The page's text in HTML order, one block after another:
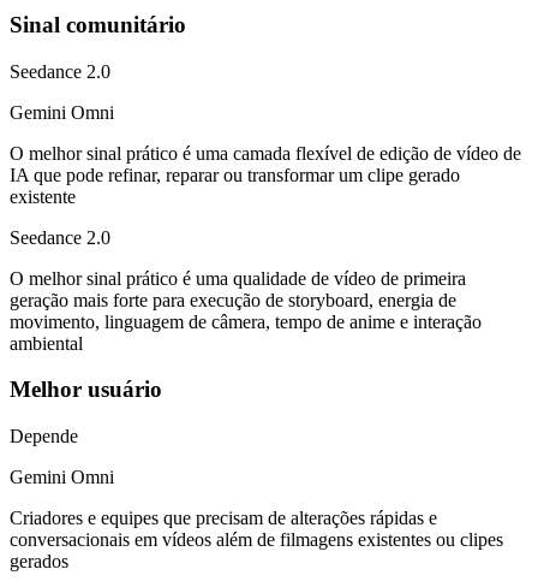
Sinal comunitário
Seedance 2.0
Gemini Omni
O melhor sinal prático é uma camada flexível de edição de vídeo de
IA que pode refinar, reparar ou transformar um clipe gerado
existente
Seedance 2.0
O melhor sinal prático é uma qualidade de vídeo de primeira
geração mais forte para execução de storyboard, energia de
movimento, linguagem de câmera, tempo de anime e interação
ambiental
Melhor usuário
Depende
Gemini Omni
Criadores e equipes que precisam de alterações rápidas e
conversacionais em vídeos além de filmagens existentes ou clipes
gerados